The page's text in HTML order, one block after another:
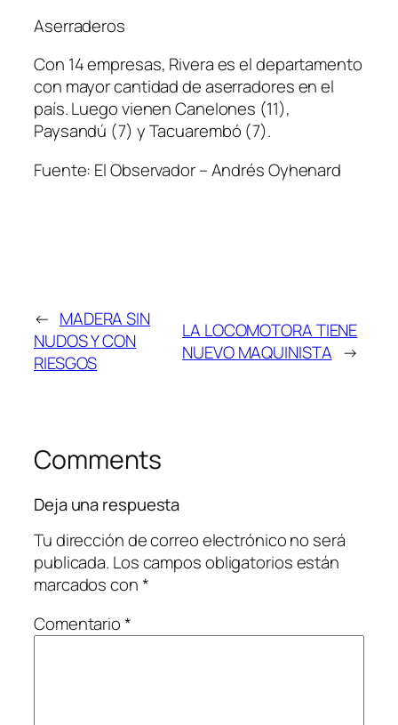
Aserraderos
Con 14 empresas, Rivera es el departamento
con mayor cantidad de aserradores en el
país. Luego vienen Canelones (11),
Paysandú (7) y Tacuarembó (7).
Fuente: El Observador – Andrés Oyhenard
← MADERA SIN
NUDOS Y CON
RIESGOS
LA LOCOMOTORA TIENE
NUEVO MAQUINISTA →
Comments
Deja una respuesta
Tu dirección de correo electrónico no será
publicada. Los campos obligatorios están
marcados con*
Comentario*